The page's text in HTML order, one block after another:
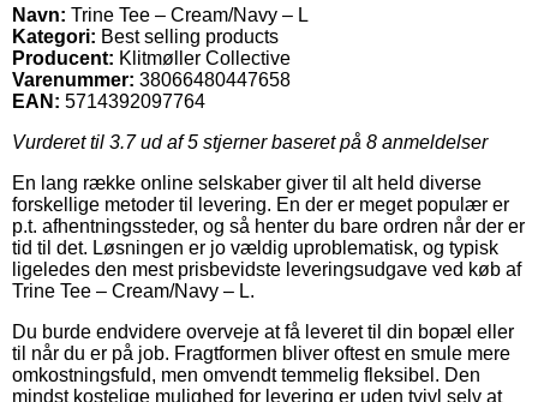
Navn: Trine Tee – Cream/Navy – L
Kategori: Best selling products
Producent: Klitmøller Collective
Varenummer: 38066480447658
EAN: 5714392097764
Vurderet til 3.7ud af 5 stjerner baseret på 8 anmeldelser
En lang række online selskaber giver til alt held diverse
forskellige metoder til levering. En der er meget populær er
p.t. afhentningssteder, og så henter du bare ordren når der er
tid til det. Løsningen er jo vældig uproblematisk, og typisk
ligeledes den mest prisbevidste leveringsudgave ved køb af
Trine Tee – Cream/Navy – L.
Du burde endvidere overveje at få leveret til din bopæl eller
til når du er på job. Fragtformen bliver oftest en smule mere
omkostningsfuld, men omvendt temmelig fleksibel. Den
mindst kostelige mulighed for levering er uden tvivl selv at